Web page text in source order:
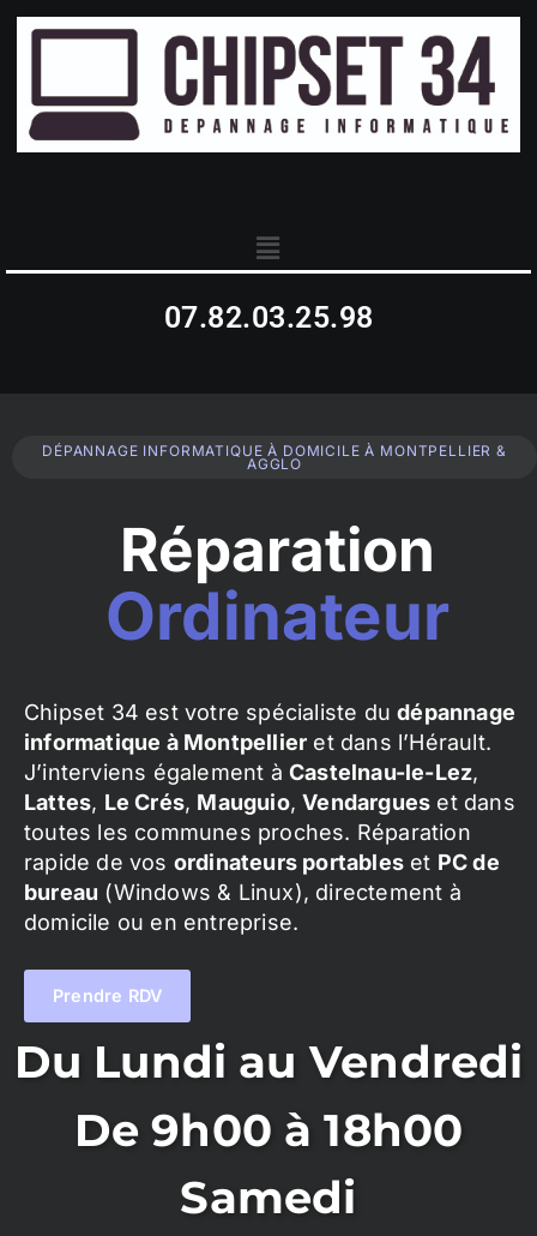
07.82.03.25.98
DÉPANNAGE INFORMATIQUE À DOMICILE À MONTPELLIER &
AGGLO
Réparation
Ordinateur
Chipset 34 est votre spécialiste dudépannage
informatique à Montpellier et dans l’Hérault.
J’interviens également à Castelnau-le-Lez,
Lattes, Le Crés, Mauguio,Vendargues et dans
toutes les communes proches. Réparation
rapide de vos ordinateurs portables et PC de
bureau (Windows & Linux), directement à
domicile ou en entreprise.
Prendre RDV
Du Lundi au Vendredi
De 9h00 à 18h00
Samedi